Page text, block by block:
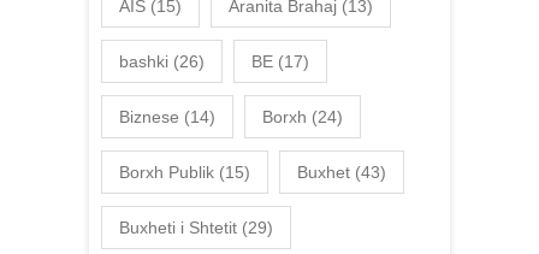
AIS (15) Aranita Brahaj (13)
bashki (26) BE (17)
Biznese (14) Borxh (24)
Borxh Publik (15) Buxhet (43)
Buxheti i Shtetit (29)